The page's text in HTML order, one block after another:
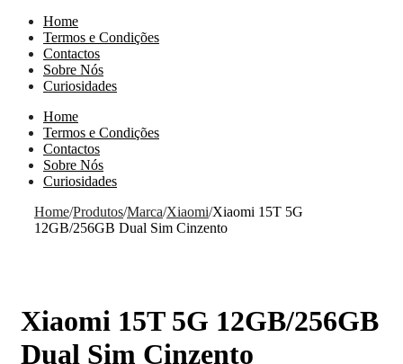
Home
Termos e Condições
Contactos
Sobre Nós
Curiosidades
Home
Termos e Condições
Contactos
Sobre Nós
Curiosidades
Home/Produtos/Marca/Xiaomi/Xiaomi 15T 5G
12GB/256GB Dual Sim Cinzento
Xiaomi 15T 5G 12GB/256GB
Dual Sim Cinzento